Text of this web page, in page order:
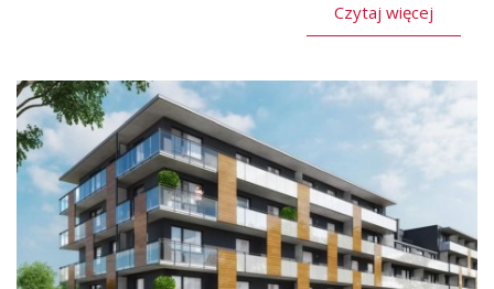
Czytaj więcej